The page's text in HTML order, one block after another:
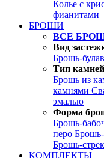
Колье с
фианитами
БРОШИ
ВСЕ
Вид
Брошь-
Тип камней
Брошь из
камнями
эмалью
Форма
Брошь-
перо
Брошь-
КОМПЛЕКТЫ